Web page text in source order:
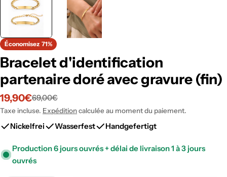
Économisez 71%
Bracelet d'identification
partenaire doré avec gravure (fin)
Prix
de
19,90€
Prix
régulier
69,00€
Taxe incluse. Expéditioncalculée au moment du paiement.
Nickelfrei Wasserfest Handgefertigt
Production 6 jours ouvrés + délai de livraison 1 à 3 jours
ouvrés